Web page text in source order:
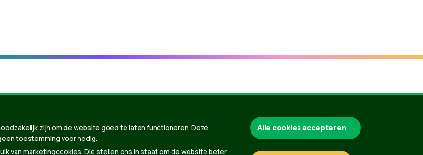
Groen.be
zijn om de website goed te laten functioneren. Deze
toestemming voor nodig.
van marketingcookies. Die stellen ons in staat om de website beter
Alle cookies accepteren